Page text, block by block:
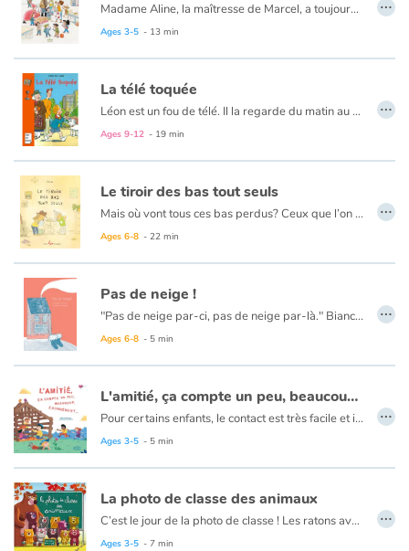
Madame Aline, la maîtresse de Marcel, a toujours de bonnes idées. Ce matin, elle annonce aux élèves sa nouvelle trouvaille : Inviter les parents en classe le temps d’une journée ! Une journée originale qui s’appellerait, dit-elle, « Mes parents ont un incroyable talent ». Chouette, le petit Marcel va inviter son papa, le meilleur chocolatier de la ville ! Le programme s'annonce génial: le papa d'Anna collectionne les plaques de voitures, la maman de Pablo détient le record du lancer de crêpes, Youssouf a un papa ex-champion de boxe, les parents de Carmen roulent en Harley-Davidson...
Ages 3-5 - 13 min
La télé toquée
Léon est un fou de télé. Il la regarde du matin au soir. Il la regarderait même la nuit s'il le pouvait... Mais un beau dimanche, la télé tombe en panne. Horreur : ses parents, soulagés, renoncent à la faire réparer. Léon est désespéré. Pris de pitié, son parrain lui offre un cadeau extraordinaire : une mini-télé, rien qu'à lui, qu'il peut regarder où ça lui plaît, quand ça lui plaît. Commencent alors pour Léon des aventures plus palpitantes que ses feuilletons préférés. Car ce cadeau inattendu n'est vraiment pas ordinaire..
Ages 9-12 - 19 min
…
Le tiroir des bas tout seuls
Mais où vont tous ces bas perdus? Ceux que l’on sait avoir déposés dans la machine à laver, mais qui n’en sont jamais ressortis. Sous le choc après avoir découvert un tiroir rempli de bas tout seuls dans leur maison, les jeunes Louis et Madeleine ménent une enquête. Sur leur chemin, ils interrogent leurs amis, leurs enseignants et même un chat. Certains avancent que les bas seraient mangés par le monstre de la sécheuse, d’autres que des gnomes seraient responsables de leur disparition. L’énigme ne sera pas facile à résoudre, mais le duo frère-soeur est prêt à tout pour trouver le coupable.
Ages 6-8 - 22 min
…
Pas de neige !
"Pas de neige par-ci, pas de neige par-là." Bianca se demande bien pourquoi ses amis répètent ce refrain en soupirant, le nez collé à la fenêtre. Jusqu’à ce que… le ciel se détache en petits morceaux blancs, comme dans une fête !
Ages 6-8 - 5 min
…
L'amitié, ça compte un peu, beaucoup, énormément...
Pour certains enfants, le contact est très facile et ils arrivent toujours à trouver des compagnons de jeux rapidement. Mais d'autres sont plus timides et préfèrent observer, avant de participer aux jeux. Et ce n'est pas un problème ! En amitié, c'est chacun son rythme...
Parce qu'au fond, un ami, qu'est-ce que c'est ? Eh bien simplement une personne avec qui on aime passer de bons moments !
Ages 3-5 - 5 min
…
La photo de classe des animaux
C’est le jour de la photo de classe ! Les ratons avec leur interminable toilette ont endormi le photographe, les castors ont grignoté les gradins, les singes courent partout, les serpents s’emmêlent, les sardines sont dans la boîte… Chacun a sa petite histoire et tous nous font bien rire ! Pour prolonger le plaisir, un animal d’une autre photo s’est invité chez ses petits camarades. Au lecteur de trouver l’éléphant chez les autruches, l’ours polaire chez les girafes, etc.
Ages 3-5 - 7 min
…